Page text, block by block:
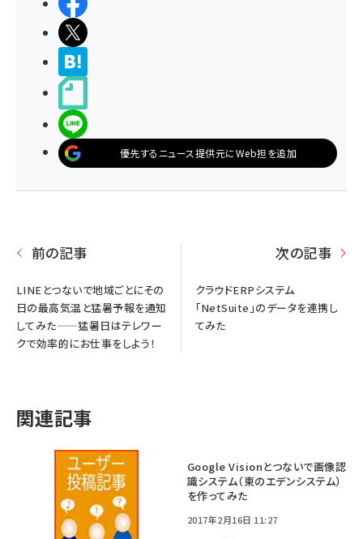
優先するニュース提供元にWeb担を追加
前の記事
LINEとつないで地域ごとにその
日の最高気温と猛暑予報を通知
してみた——猛暑日はテレワー
クで効率的にお仕事をしよう！
次の記事
クラウドERPシステム
「NetSuite」のデータを連携し
てみた
関連記事
Google Visionとつないで画像認
識システム（東のエデンシステム）
を作ってみた
2017年2月16日 11:27